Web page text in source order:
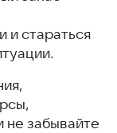
и стараться
не забывайте